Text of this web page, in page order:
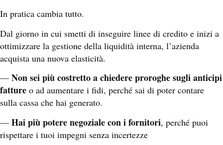
In pratica cambia tutto.
Dal giorno in cui smetti di inseguire linee di credito e inizi a
ottimizzare la gestione della liquidità interna, l’azienda
acquista una nuova elasticità.
— Non sei più costretto a chiedere proroghe sugli anticipi
fatture o ad aumentare i fidi, perché sai di poter contare
sulla cassa che hai generato.
— Hai più potere negoziale con i fornitori, perché puoi
rispettare i tuoi impegni senza incertezze